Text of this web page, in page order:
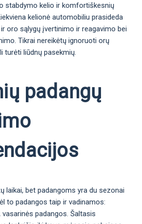
stabdymo kelio ir komfortiškesnių
kelionė automobiliu prasideda
oro sąlygų įvertinimo ir reagavimo bei
Tikrai nereikėtų ignoruoti orų
turėti liūdnų pasekmių.
padangų
laikai, bet padangoms yra du sezonai
to padangos taip ir vadinamos:
padangos. Šaltasis